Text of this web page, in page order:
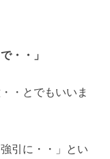
・・」
・とでもいいま
引に・・」とい